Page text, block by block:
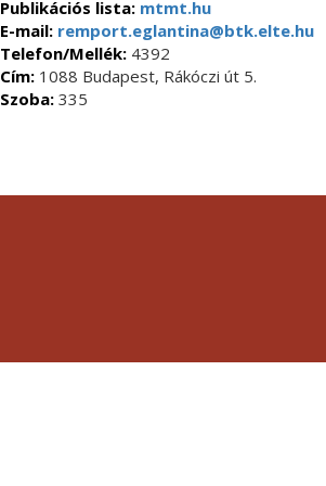
Publikációs lista: mtmt.hu
E-mail:remport.eglantina@btk.elte.hu
Telefon/Mellék:4392
Cím:1088 Budapest, Rákóczi út 5.
Szoba:335